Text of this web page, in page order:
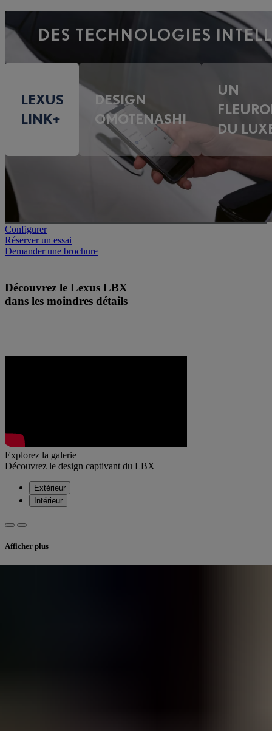
DES TECHNOLOGIES
LEXUS
LINK+
DESIGN
OMOTENASHI
UN
DU
Configurer
Réserver un essai
Demander une brochure
Découvrez le Lexus LBX
dans les moindres détails
Explorez la galerie
Découvrez le design captivant du LBX
Extérieur
Intérieur
Afficher plus